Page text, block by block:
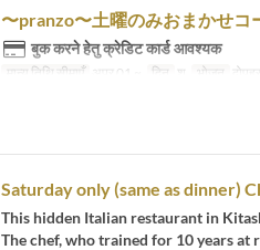
〜pranzo〜土曜のみおまかせコ
बुक करने हेतु क्रेडिट कार्ड आवश्यक
मान्य तिथि सीमाएँ अप्र 01 ~ दिन श भोजन
Saturday only (same as dinner)
This hidden Italian restaurant in
The chef, who trained for 10 years at